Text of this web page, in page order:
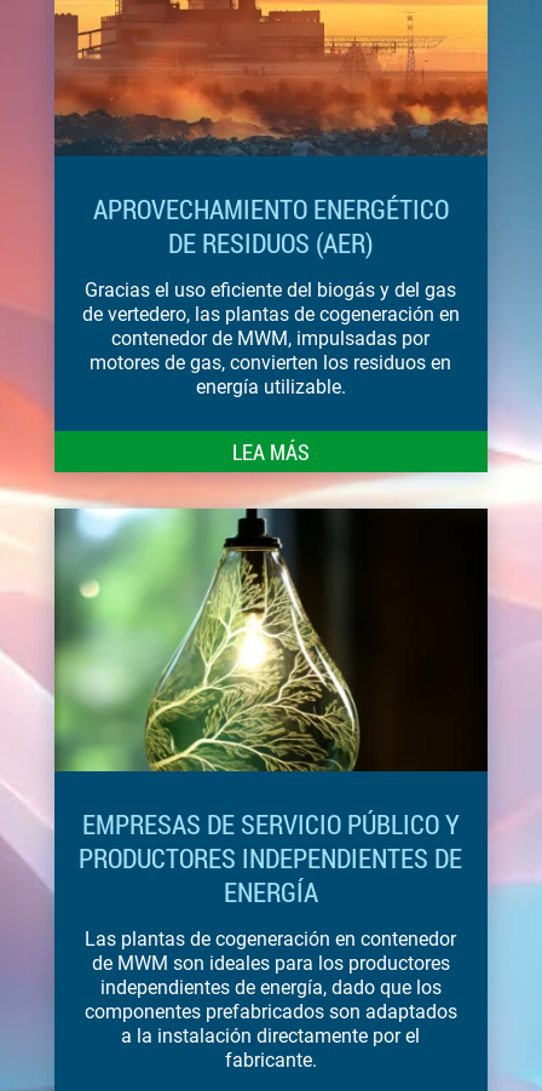
APROVECHAMIENTO ENERGÉTICO
DE RESIDUOS (AER)
Gracias el uso eficiente del biogás y del gas
de vertedero, las plantas de cogeneración en
contenedor de MWM, impulsadas por
motores de gas, convierten los residuos en
energía utilizable.
LEA MÁS
EMPRESAS DE SERVICIO PÚBLICO Y
PRODUCTORES INDEPENDIENTES DE
ENERGÍA
Las plantas de cogeneración en contenedor
de MWM son ideales para los productores
independientes de energía, dado que los
componentes prefabricados son adaptados
a la instalación directamente por el
fabricante.